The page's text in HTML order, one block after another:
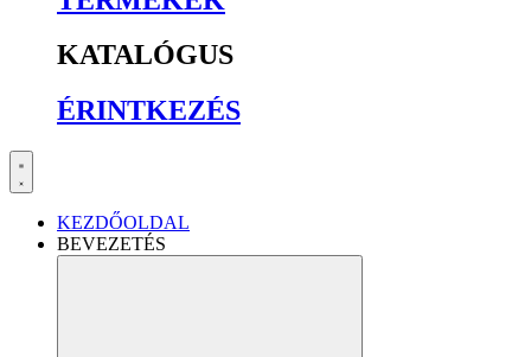
KATALÓGUS
ÉRINTKEZÉS
KEZDŐOLDAL
BEVEZETÉS